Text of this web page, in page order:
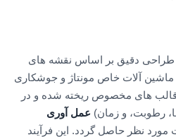
طراحی دقیق بر اساس نقشه های
آلات خاص مونتاژ و جوشکاری
های مخصوص ریخته شده و در
رطوبت، و زمان) عمل آوری
نظر حاصل گردد. این فرآیند